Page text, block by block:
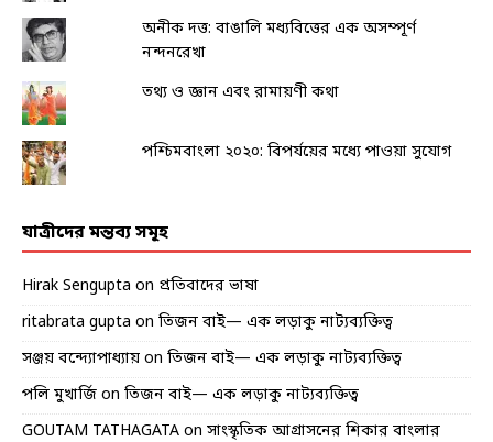
অনীক দত্ত: বাঙালি মধ্যবিত্তের এক অসম্পূর্ণ
নন্দনরেখা
তথ্য ও জ্ঞান এবং রামায়ণী কথা
পশ্চিমবাংলা ২০২০: বিপর্যয়ের মধ্যে পাওয়া সুযোগ
যাত্রীদের মন্তব্য সমূহ
Hirak Sengupta on প্রতিবাদের ভাষা
ritabrata gupta on তিজন বাই— এক লড়াকু নাট্যব্যক্তিত্ব
সঞ্জয় বন্দ্যোপাধ্যায় on তিজন বাই— এক লড়াকু নাট্যব্যক্তিত্ব
পলি মুখার্জি on তিজন বাই— এক লড়াকু নাট্যব্যক্তিত্ব
GOUTAM TATHAGATA on সাংস্কৃতিক আগ্রাসনের শিকার বাংলার